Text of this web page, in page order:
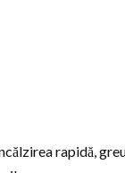
rapidă,